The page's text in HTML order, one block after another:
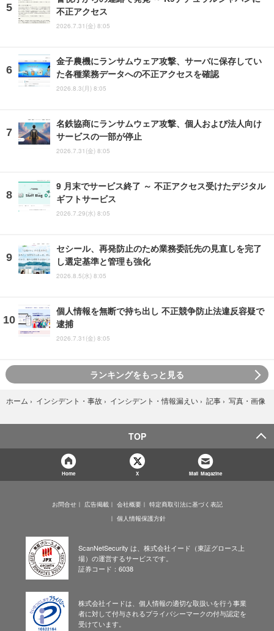
不正アクセス
2026.7.31(金) 8:05
金子農機にランサムウェア攻撃、サーバに保存してい
た各種業務データへの不正アクセスを確認
2026.8.3(月) 8:05
名鉄協商にランサムウェア攻撃、個人および法人向け
サービスの一部が停止
2026.7.31(金) 8:05
9 月末でサービス終了 ～ 不正アクセス受けたデジタル
ギフトサービス
2026.7.29(水) 8:05
セシール、再発防止のため業務委託先の見直しを完了
し選定基準と管理も強化
2026.8.5(水) 8:05
個人情報を無断で持ち出し 不正競争防止法違反容疑で
逮捕
2026.7.31(金) 8:05
ランキングをもっと見る
ホーム › インシデント・事故 › インシデント・情報漏えい › 記事 › 写真・画像
TOP
Home X Mail Magazine
お問合せ 広告掲載 会社概要
特定商取引法に基づく表記
個人情報保護方針
ScanNetSecurity は、株式会社イード（東証グロース上
場）の運営するサービスです。
証券コード：6038
株式会社イードは、個人情報の適切な取扱いを行う事業
者に対して付与されるプライバシーマークの付与認定を
受けています。